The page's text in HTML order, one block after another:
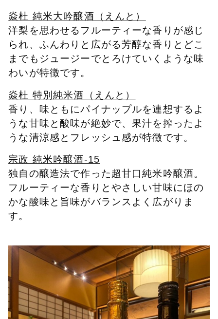
焱杜 純米大吟醸酒 （えんと）
洋梨を思わせるフルーティーな香りが感じ
られ、ふんわりと広がる芳醇な香りとどこ
までもジュージーでとろけていくような味
わいが特徴です。
焱杜 特別純米酒 （えんと）
香り、味ともにパイナップルを連想するよ
うな甘味と酸味が絶妙で、果汁を搾ったよ
うな清涼感とフレッシュ感が特徴です。
宗政 純米吟醸酒-15
独自の醸造法で作った超甘口純米吟醸酒。
フルーティーな香りとやさしい甘味にほの
かな酸味と旨味がバランスよく広がりま
す。